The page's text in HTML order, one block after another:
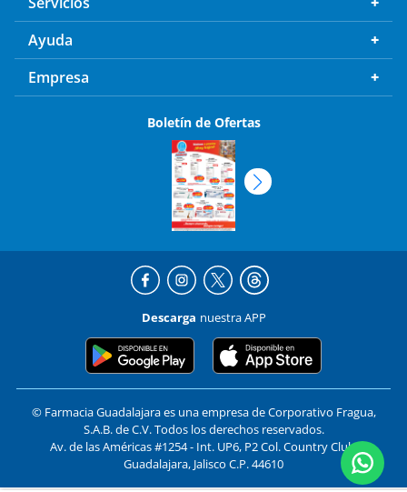
Ayuda
Empresa
Boletín de Ofertas
Descarga nuestra APP
© Farmacia Guadalajara es una empresa de Corporativo Fragua,
S.A.B. de C.V. Todos los derechos reservados.
Av. de las Américas #1254 - Int. UP6, P2 Col. Country Club,
Guadalajara, Jalisco C.P. 44610